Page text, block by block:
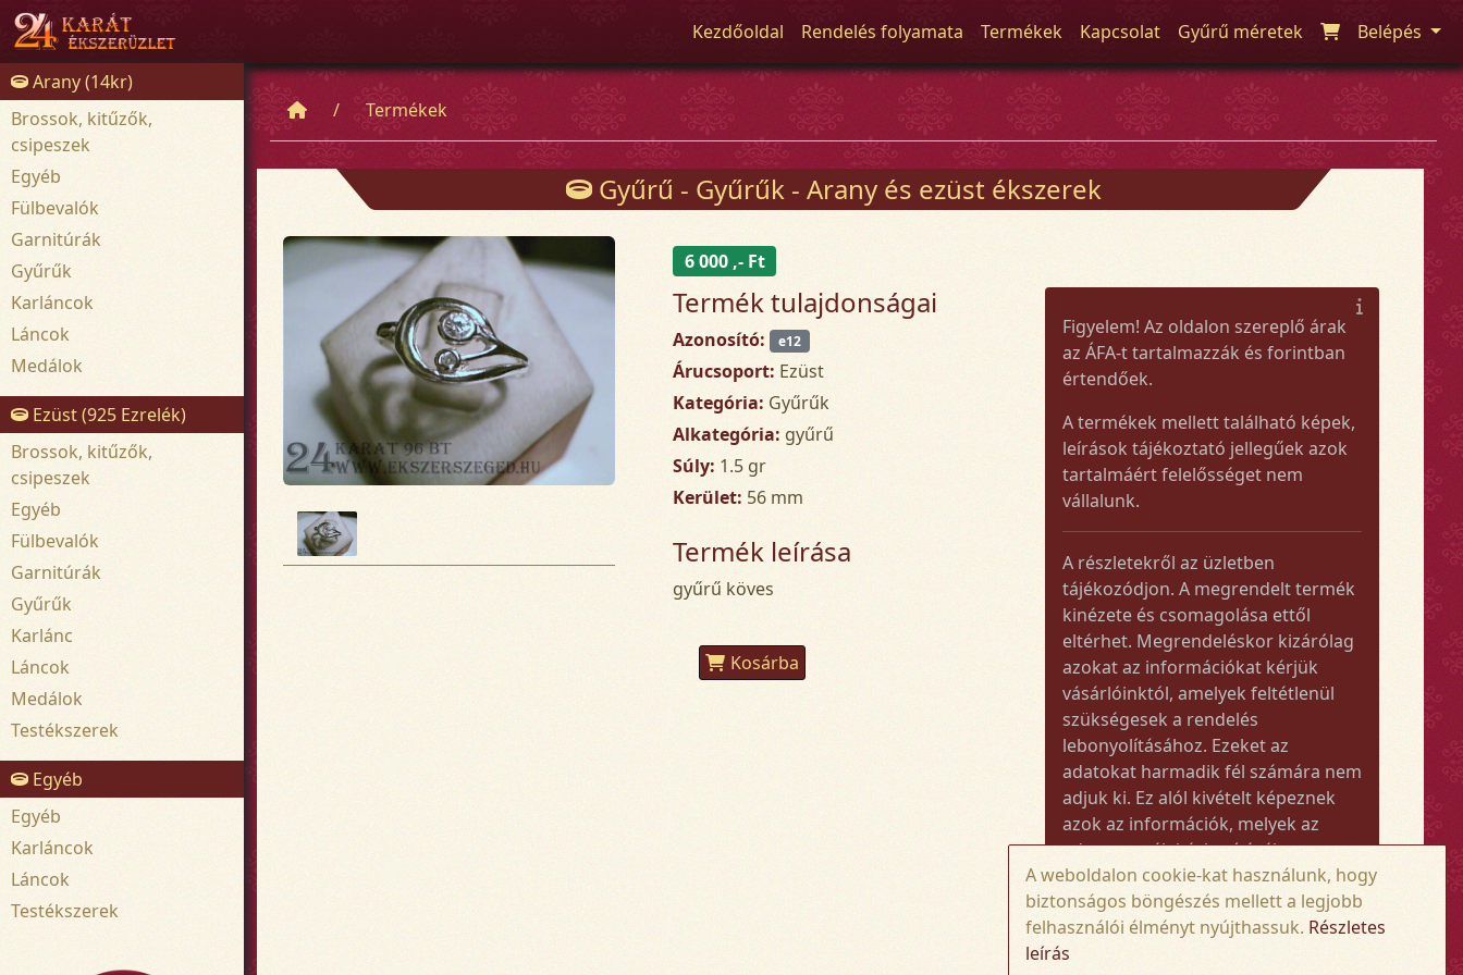
Kezdőoldal Rendelés folyamata Termékek Kapcsolat Gyűrű méretek Belépés
Arany (14kr)
Brossok, kitűzők,
csipeszek
Egyéb
Fülbevalók
Garnitúrák
Gyűrűk
Karláncok
Láncok
Medálok
Ezüst (925 Ezrelék)
Brossok, kitűzők,
csipeszek
Egyéb
Fülbevalók
Garnitúrák
Gyűrűk
Karlánc
Láncok
Medálok
Testékszerek
Egyéb
Egyéb
Karláncok
Láncok
Testékszerek
Termékek
Gyűrű - Gyűrűk - Arany és ezüst ékszerek
6 000 ,- Ft
Termék tulajdonságai
Azonosító: e12
Árucsoport: Ezüst
Kategória: Gyűrűk
Alkategória: gyűrű
Súly: 1.5 gr
Kerület: 56 mm
Termék leírása
gyűrű köves
Kosárba
Figyelem! Az oldalon szereplő árak
az ÁFA-t tartalmazzák és forintban
értendőek.
A termékek mellett található képek,
leírások tájékoztató jellegűek azok
tartalmáért felelősséget nem
vállalunk.
A részletekről az üzletben
tájékozódjon. A megrendelt termék
kinézete és csomagolása ettől
eltérhet. Megrendeléskor kizárólag
azokat az információkat kérjük
vásárlóinktól, amelyek feltétlenül
szükségesek a rendelés
lebonyolításához. Ezeket az
adatokat harmadik fél számára nem
adjuk ki. Ez alól kivételt képeznek
azok az információk, melyek az
adott termék kézbesítéséhez vagy
kiszállításához szükségesek.
Amennyiben a megrendelt termék
összege meghaladja az 50.000 Ft-ot,
A weboldalon cookie-kat használunk, hogy
biztonságos böngészés mellett a legjobb
felhasználói élményt nyújthassuk. Részletes
leírás